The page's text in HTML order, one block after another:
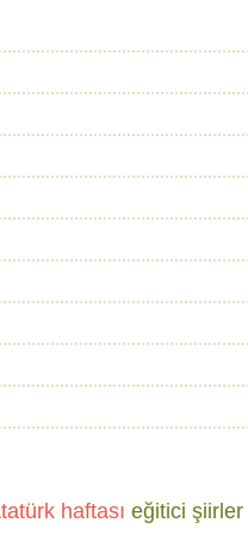
haftası eğitici şiirler